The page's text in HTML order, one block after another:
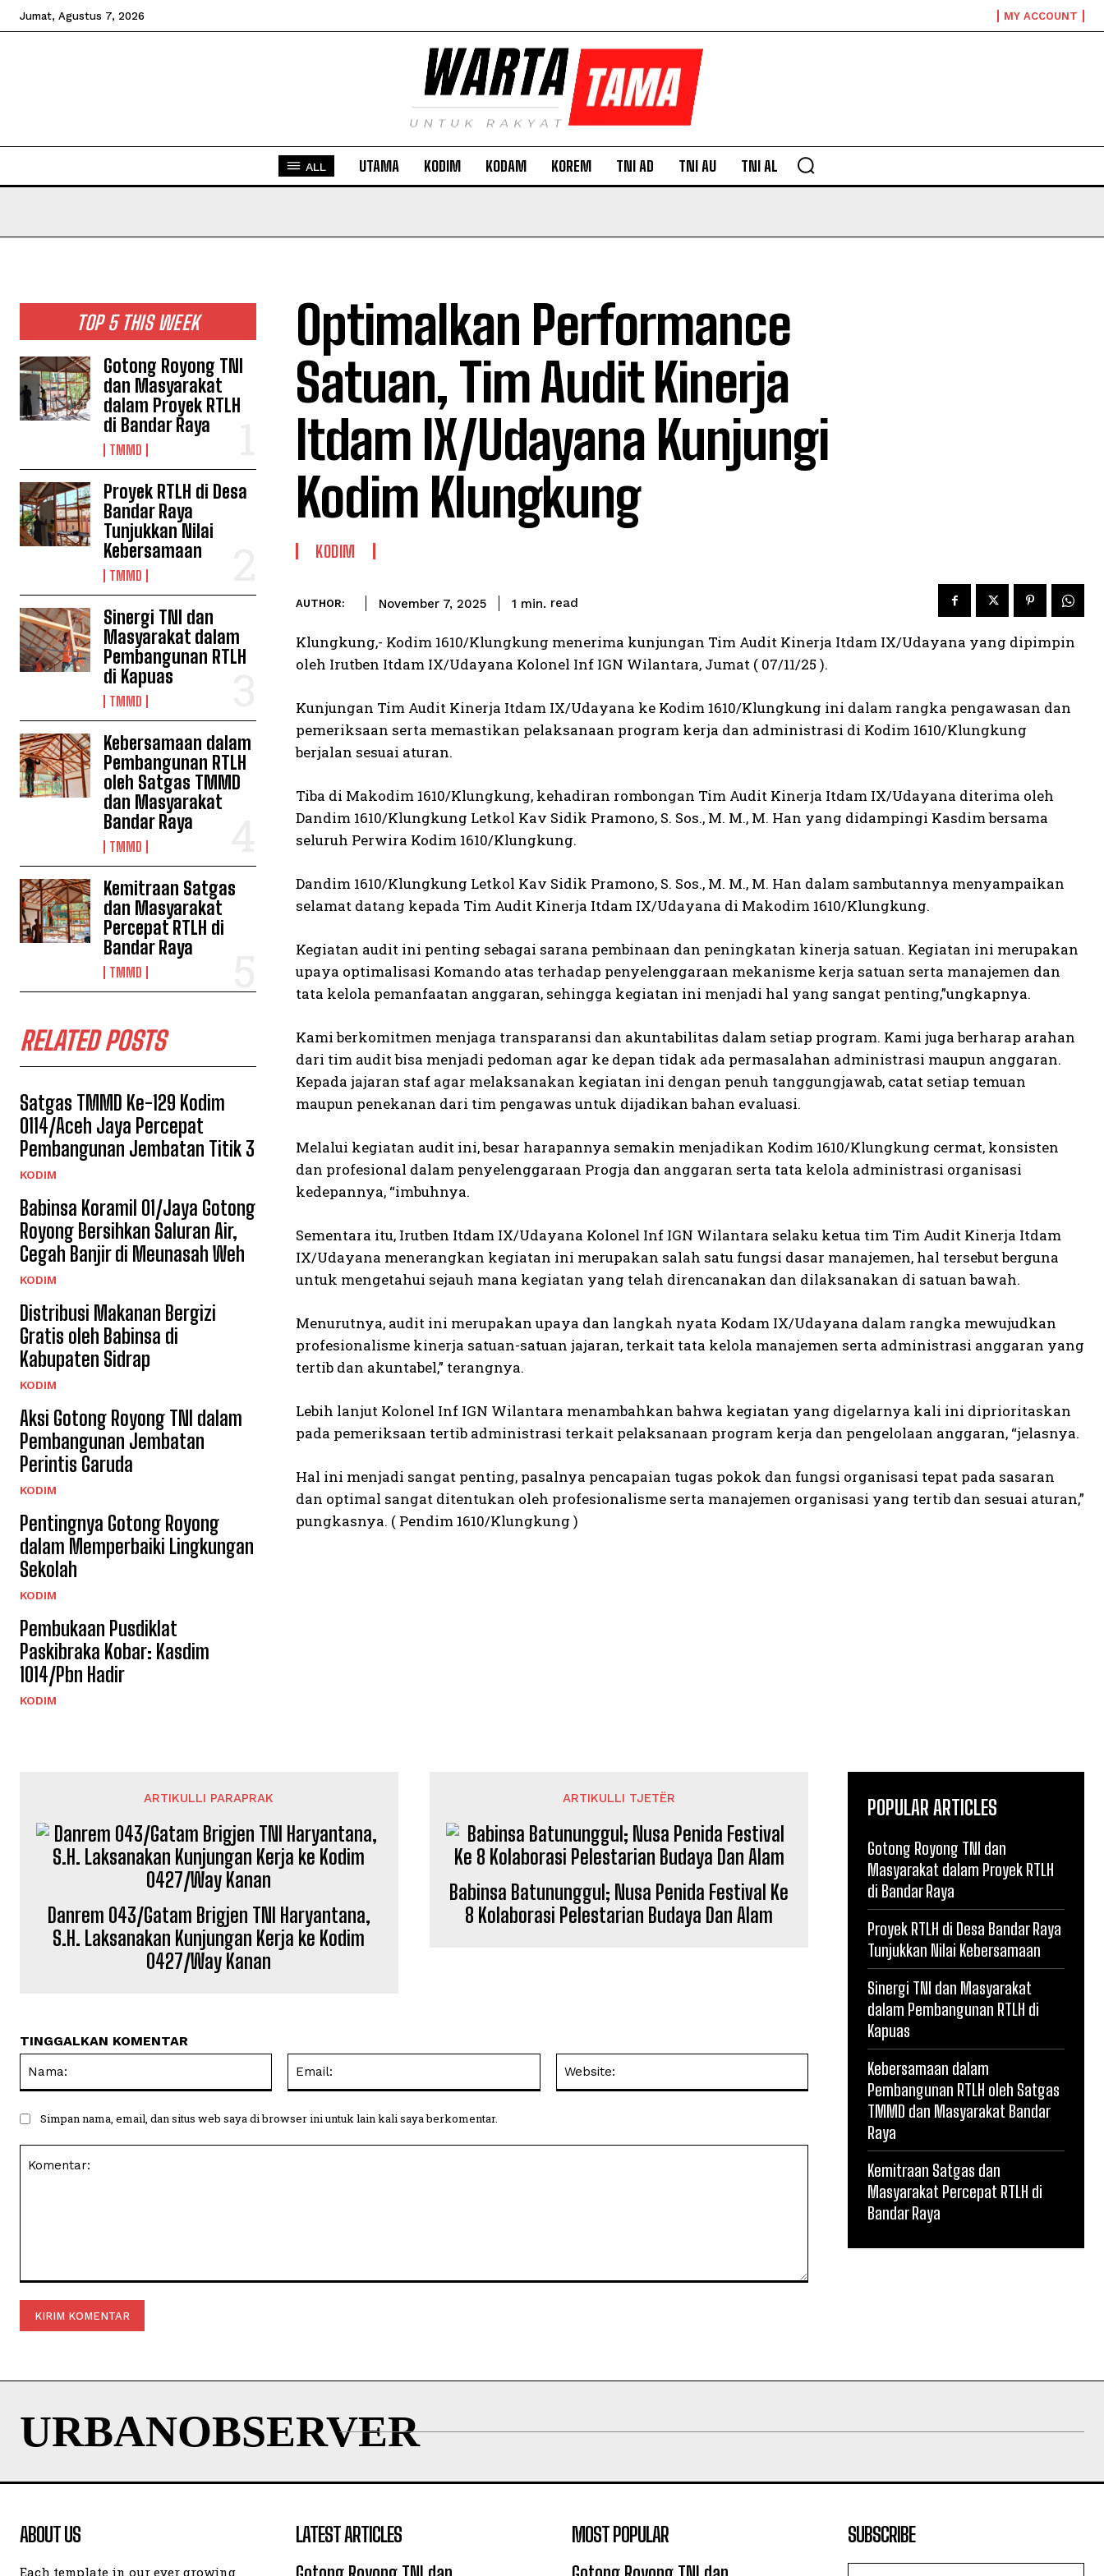
Jumat, Agustus 7, 2026 MY ACCOUNT
ALL UTAMA KODIM KODAM KOREM TNI AD TNI AU TNI AL
TOP 5 THIS WEEK
Gotong Royong TNI
dan Masyarakat
dalam Proyek RTLH
di Bandar Raya
TMMD
Proyek RTLH di Desa
Bandar Raya
Tunjukkan Nilai
Kebersamaan
TMMD
Sinergi TNI dan
Masyarakat dalam
Pembangunan RTLH
di Kapuas
TMMD
Kebersamaan dalam
Pembangunan RTLH
oleh Satgas TMMD
dan Masyarakat
Bandar Raya
TMMD
Kemitraan Satgas
dan Masyarakat
Percepat RTLH di
Bandar Raya
TMMD
RELATED POSTS
Satgas TMMD Ke-129 Kodim
0114/Aceh Jaya Percepat
Pembangunan Jembatan Titik 3
KODIM
Babinsa Koramil 01/Jaya Gotong
Royong Bersihkan Saluran Air,
Cegah Banjir di Meunasah Weh
KODIM
Distribusi Makanan Bergizi
Gratis oleh Babinsa di
Kabupaten Sidrap
KODIM
Aksi Gotong Royong TNI dalam
Pembangunan Jembatan
Perintis Garuda
KODIM
Pentingnya Gotong Royong
dalam Memperbaiki Lingkungan
Sekolah
KODIM
Pembukaan Pusdiklat
Paskibraka Kobar: Kasdim
1014/Pbn Hadir
KODIM
Optimalkan Performance
Satuan, Tim Audit Kinerja
Itdam IX/Udayana Kunjungi
Kodim Klungkung
KODIM
AUTHOR: November 7, 2025 1 min. read
Klungkung,- Kodim 1610/Klungkung menerima kunjungan Tim Audit Kinerja Itdam IX/Udayana yang dipimpin
oleh Irutben Itdam IX/Udayana Kolonel Inf IGN Wilantara, Jumat ( 07/11/25 ).
Kunjungan Tim Audit Kinerja Itdam IX/Udayana ke Kodim 1610/Klungkung ini dalam rangka pengawasan dan
pemeriksaan serta memastikan pelaksanaan program kerja dan administrasi di Kodim 1610/Klungkung
berjalan sesuai aturan.
Tiba di Makodim 1610/Klungkung, kehadiran rombongan Tim Audit Kinerja Itdam IX/Udayana diterima oleh
Dandim 1610/Klungkung Letkol Kav Sidik Pramono, S. Sos., M. M., M. Han yang didampingi Kasdim bersama
seluruh Perwira Kodim 1610/Klungkung.
Dandim 1610/Klungkung Letkol Kav Sidik Pramono, S. Sos., M. M., M. Han dalam sambutannya menyampaikan
selamat datang kepada Tim Audit Kinerja Itdam IX/Udayana di Makodim 1610/Klungkung.
Kegiatan audit ini penting sebagai sarana pembinaan dan peningkatan kinerja satuan. Kegiatan ini merupakan
upaya optimalisasi Komando atas terhadap penyelenggaraan mekanisme kerja satuan serta manajemen dan
tata kelola pemanfaatan anggaran, sehingga kegiatan ini menjadi hal yang sangat penting,”ungkapnya.
Kami berkomitmen menjaga transparansi dan akuntabilitas dalam setiap program. Kami juga berharap arahan
dari tim audit bisa menjadi pedoman agar ke depan tidak ada permasalahan administrasi maupun anggaran.
Kepada jajaran staf agar melaksanakan kegiatan ini dengan penuh tanggungjawab, catat setiap temuan
maupun penekanan dari tim pengawas untuk dijadikan bahan evaluasi.
Melalui kegiatan audit ini, besar harapannya semakin menjadikan Kodim 1610/Klungkung cermat, konsisten
dan profesional dalam penyelenggaraan Progja dan anggaran serta tata kelola administrasi organisasi
kedepannya, “imbuhnya.
Sementara itu, Irutben Itdam IX/Udayana Kolonel Inf IGN Wilantara selaku ketua tim Tim Audit Kinerja Itdam
IX/Udayana menerangkan kegiatan ini merupakan salah satu fungsi dasar manajemen, hal tersebut berguna
untuk mengetahui sejauh mana kegiatan yang telah direncanakan dan dilaksanakan di satuan bawah.
Menurutnya, audit ini merupakan upaya dan langkah nyata Kodam IX/Udayana dalam rangka mewujudkan
profesionalisme kinerja satuan-satuan jajaran, terkait tata kelola manajemen serta administrasi anggaran yang
tertib dan akuntabel,” terangnya.
Lebih lanjut Kolonel Inf IGN Wilantara menambahkan bahwa kegiatan yang digelarnya kali ini diprioritaskan
pada pemeriksaan tertib administrasi terkait pelaksanaan program kerja dan pengelolaan anggaran, “jelasnya.
Hal ini menjadi sangat penting, pasalnya pencapaian tugas pokok dan fungsi organisasi tepat pada sasaran
dan optimal sangat ditentukan oleh profesionalisme serta manajemen organisasi yang tertib dan sesuai aturan,”
pungkasnya. ( Pendim 1610/Klungkung )
ARTIKULLI PARAPRAK
Danrem 043/Gatam Brigjen TNI Haryantana,
S.H. Laksanakan Kunjungan Kerja ke Kodim
0427/Way Kanan
ARTIKULLI TJETËR
Babinsa Batununggul; Nusa Penida Festival Ke
8 Kolaborasi Pelestarian Budaya Dan Alam
TINGGALKAN KOMENTAR
Simpan nama, email, dan situs web saya di browser ini untuk lain kali saya berkomentar.
POPULAR ARTICLES
Gotong Royong TNI dan
Masyarakat dalam Proyek RTLH
di Bandar Raya
Proyek RTLH di Desa Bandar Raya
Tunjukkan Nilai Kebersamaan
Sinergi TNI dan Masyarakat
dalam Pembangunan RTLH di
Kapuas
Kebersamaan dalam
Pembangunan RTLH oleh Satgas
TMMD dan Masyarakat Bandar
Raya
Kemitraan Satgas dan
Masyarakat Percepat RTLH di
Bandar Raya
URBANOBSERVER
ABOUT US
Each template in our ever growing
LATEST ARTICLES MOST POPULAR SUBSCRIBE